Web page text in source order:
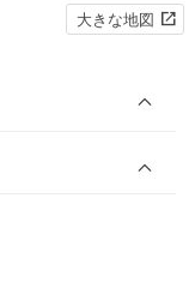
大きな地図